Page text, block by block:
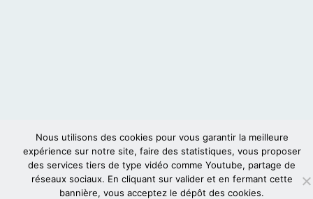
Nous utilisons des cookies pour vous garantir la meilleure
expérience sur notre site, faire des statistiques, vous proposer
des services tiers de type vidéo comme Youtube, partage de
réseaux sociaux. En cliquant sur valider et en fermant cette
bannière, vous acceptez le dépôt des cookies.